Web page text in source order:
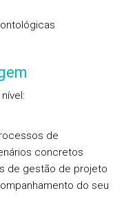
de
concretos
de gestão de projeto
do seu